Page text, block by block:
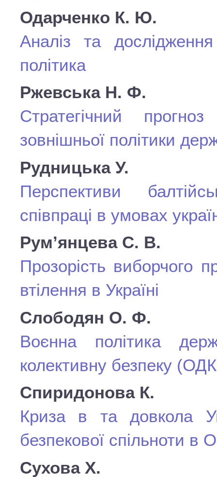
Одарченко К. Ю.
Аналіз та
політика
Ржевська Н. Ф.
Стратегічний
зовнішньої політики
Рудницька У.
Перспективи
співпраці в умовах
Рум’янцева С. В.
Прозорість виборчого
втілення в Україні
Слободян О. Ф.
Воєнна політика
колективну безпеку
Спиридонова К.
Криза в та довкола
безпекової спільноти в
Сухова Х.